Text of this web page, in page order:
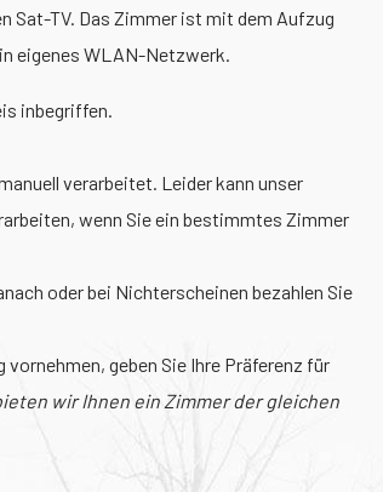
Sat-TV. Das Zimmer ist mit dem Aufzug
eigenes WLAN-Netzwerk.
inbegriffen.
verarbeitet. Leider kann unser
wenn Sie ein bestimmtes Zimmer
oder bei Nichterscheinen bezahlen Sie
geben Sie Ihre Präferenz für
wir Ihnen ein Zimmer der gleichen